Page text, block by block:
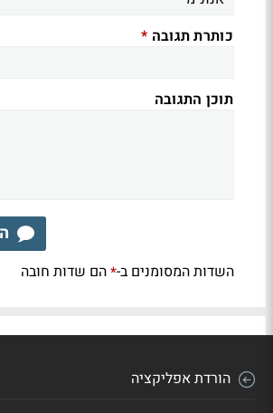
כותרת תגובה *
תוכן התגובה
השדות המסומנים ב-*הם שדות חובה
הורדת אפליקציה